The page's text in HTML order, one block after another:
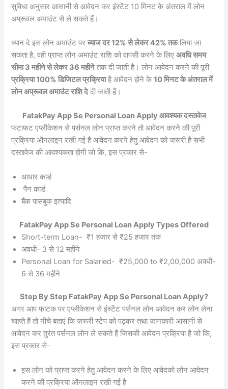
सुविधा अनुसार आसानी से आवेदन कर इंस्टेंट 10 मिनट के अंतराल में लोन
अप्रूवल अमाउंट से ले सकते हैं।
ध्यान दे इस लोन अमाउंट परब्याज दर 12% से लेकर 42% तकलिया जा
सकता है, वही प्राप्त लोन अमाउंट राशि को वापसी करने के लिएअवधि समय
सीमा 3 महीने से लेकर 36 महीनेतक दी जाती है। लोन आवेदन करने की पूरी
प्रक्रिया 100% डिजिटल प्रक्रियाहै आवेदन होने के10 मिनट के अंतराल में
लोन अप्रूवल अमाउंट राशि देदी जाती हैं।
FatakPay App Se Personal Loan Apply आवश्यक दस्तावेज
फटाफट एप्लीकेशन से पर्सनल लोन प्राप्त करने तो आवेदन करने की पूरी
प्रक्रिया ऑनलाइन रखी गई है आवेदन करने हेतु आवेदन को जरूरी है सभी
दस्तावेज की आवश्यकता होगी जो कि, इस प्रकार से-
आधार कार्ड
पैन कार्ड
बैंक पासबुक इत्यादि
FatakPay App Se Personal Loan Apply Types Offered
Short-term Loan- ₹1 हजार से ₹25 हजार तक
अवधी- 3 से 12 महीने
Personal Loan for Salaried- ₹25,000 to ₹2,00,000 अवधी-
6 से 36 महीने
Step By Step FatakPay App Se Personal Loan Apply?
अगर आप फाटक पर एप्लीकेशन से इंस्टेंट पर्सनल लोन आवेदन कर लोन लेना
चाहते हैं तो नीचे बताएं कि जरूरी स्टेप को पढ़कर तथा जानकारी आसानी से
आवेदन कर तुरंत पर्सनल लोन ले सकते हैं जिसकी आवेदन प्रक्रिया है जो कि,
इस प्रकार से-
इस लोन को प्राप्त करने हेतु आवेदन करने के लिए आवेदको लोन आवेदन
करने की प्रक्रिया ऑनलाइन रखी गई है